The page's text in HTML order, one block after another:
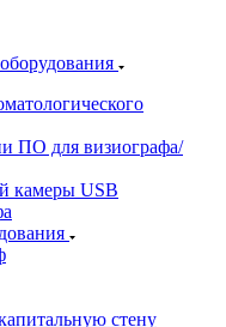
ПО для визиографа/
камеры USB
стену